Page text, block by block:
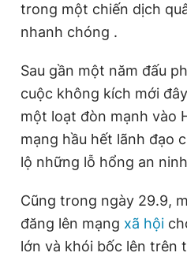
Đặt báo RSS
Phó tổng biên tập thường trực:
Phó tổng biên tập: Lâm Hiếu
Phó tổng biên tập: Trần Việt Hưng
Giấy phép xuất bản số 110/GP -
© 2003-2026 Bản quyền thuộc
chép dưới mọi hình thức nếu
trong một chiến dịch
nhanh chóng .
Sau gần một năm đấu
cuộc không kích mới
một loạt đòn mạnh vào
mạng hầu hết lãnh đạo
lộ những lỗ hổng an
Cũng trong ngày 29.9,
đăng lên mạng xã hội
lớn và khói bốc lên trên